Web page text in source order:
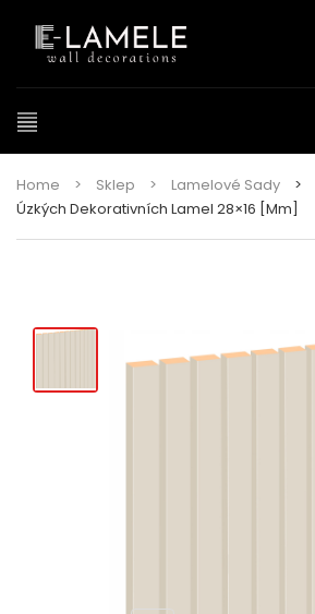
Home > Sklep > Lamelové Sady >
Úzkých Dekorativních Lamel 28×16 [mm]